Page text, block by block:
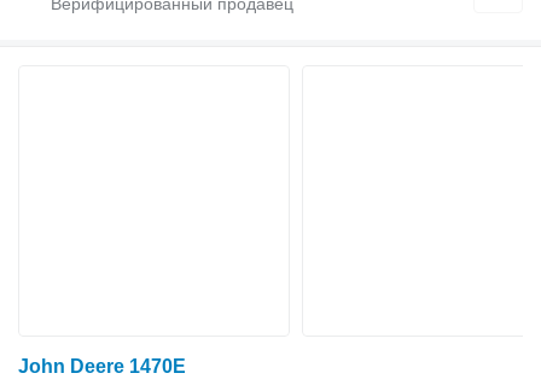
John Deere 1470E